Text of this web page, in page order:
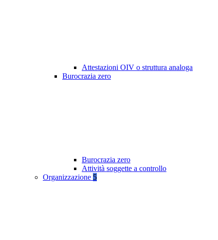
Attestazioni OIV o struttura analoga
Burocrazia zero
Burocrazia zero
Attività soggette a controllo
Organizzazione 5